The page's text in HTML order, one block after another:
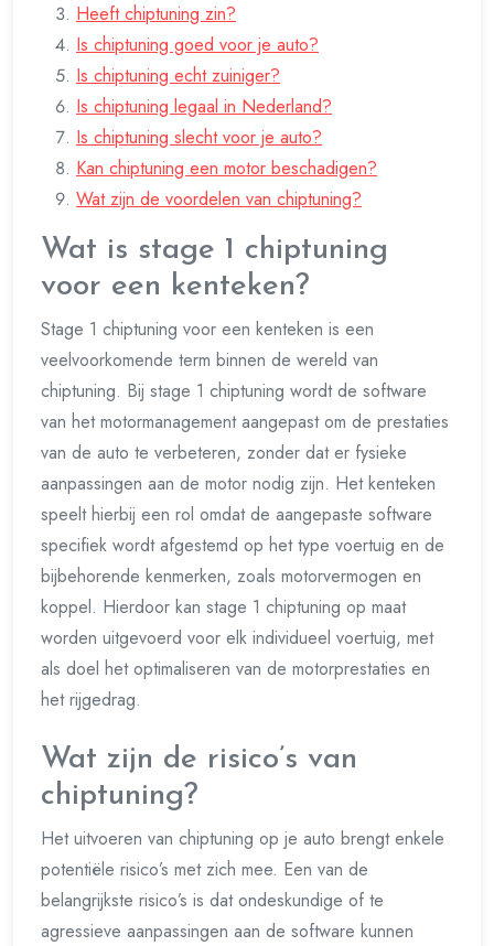
Heeft chiptuning zin?
Is chiptuning goed voor je auto?
Is chiptuning echt zuiniger?
Is chiptuning legaal in Nederland?
Is chiptuning slecht voor je auto?
Kan chiptuning een motor beschadigen?
Wat zijn de voordelen van chiptuning?
Wat is stage 1 chiptuning
voor een kenteken?
Stage 1 chiptuning voor een kenteken is een
veelvoorkomende term binnen de wereld van
chiptuning. Bij stage 1 chiptuning wordt de software
van het motormanagement aangepast om de prestaties
van de auto te verbeteren, zonder dat er fysieke
aanpassingen aan de motor nodig zijn. Het kenteken
speelt hierbij een rol omdat de aangepaste software
specifiek wordt afgestemd op het type voertuig en de
bijbehorende kenmerken, zoals motorvermogen en
koppel. Hierdoor kan stage 1 chiptuning op maat
worden uitgevoerd voor elk individueel voertuig, met
als doel het optimaliseren van de motorprestaties en
het rijgedrag.
Wat zijn de risico’s van
chiptuning?
Het uitvoeren van chiptuning op je auto brengt enkele
potentiële risico’s met zich mee. Een van de
belangrijkste risico’s is dat ondeskundige of te
agressieve aanpassingen aan de software kunnen